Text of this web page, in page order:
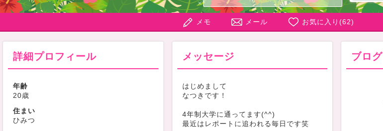
メモ メール お気に入り(62)
詳細プロフィール
年齢
20歳
住まい
ひみつ
メッセージ
はじめまして
なつきです！
4年制大学に通ってます(^^)
最近はレポートに追われる毎日です笑
ブログ